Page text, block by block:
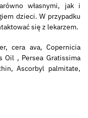
własnymi, jak i
dzieci. W przypadku
się z lekarzem.
cera ava, Copernicia
Oil , Persea Gratissima
Ascorbyl palmitate,